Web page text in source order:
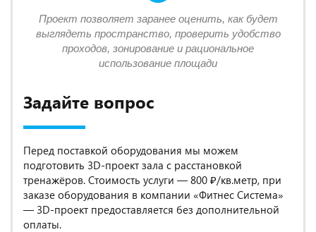
Задайте вопрос
Перед поставкой оборудования мы можем
подготовить 3D-проект зала с расстановкой
тренажёров. Стоимость услуги — 800 ₽/кв.метр, при
заказе оборудования в компании «Фитнес Система»
— 3D-проект предоставляется без дополнительной
оплаты.
Проект позволяет заранее оценить, как будет
выглядеть пространство, проверить удобство
проходов, зонирование и рациональное
использование площади